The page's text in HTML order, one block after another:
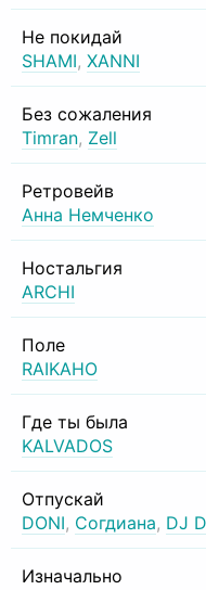
Не покидай
SHAMI, XANNI
Без сожаления
Timran, Zell
Ретровейв
Анна Немченко
Ностальгия
ARCHI
Поле
RAIKAHO
Где ты была
KALVADOS
Отпускай
DONI, Согдиана, DJ
Изначально